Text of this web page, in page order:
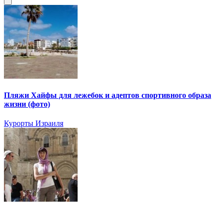
Пляжи Хайфы для лежебок и адептов спортивного образа
жизни (фото)
Курорты Израиля